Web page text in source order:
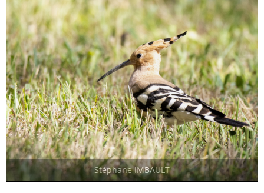
Stéphane IMBAULT